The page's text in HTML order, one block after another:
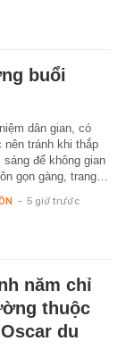
buổi
dân gian, có
nên tránh khi thắp
sáng để không gian
gọn gàng, trang…
- 5 giờ trước
năm chỉ
thuộc
du